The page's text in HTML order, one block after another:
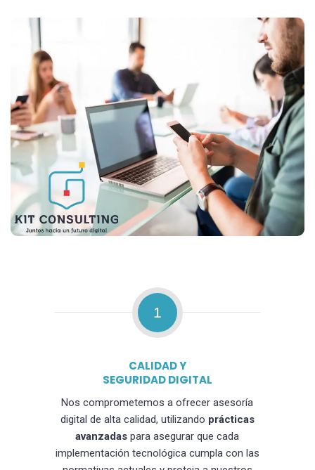
1
CALIDAD Y
SEGURIDAD DIGITAL
Nos comprometemos a ofrecer asesoría
digital de alta calidad, utilizando prácticas
avanzadas para asegurar que cada
implementación tecnológica cumpla con las